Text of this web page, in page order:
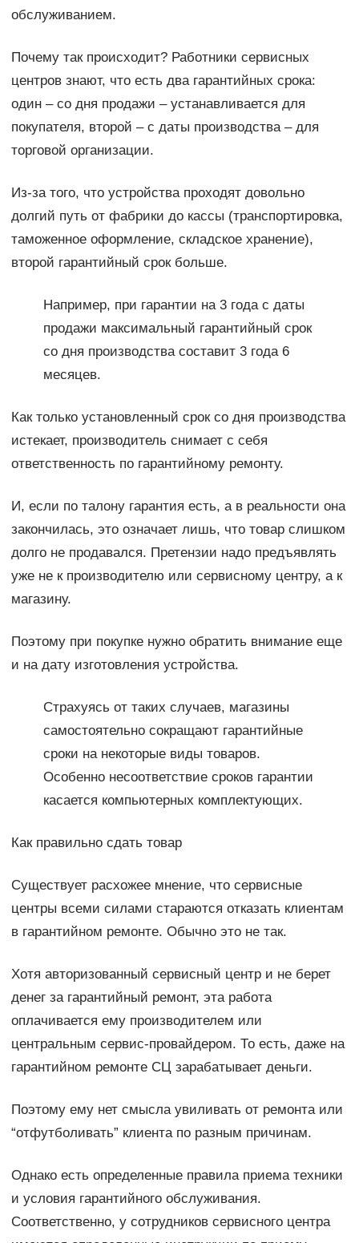
обслуживанием.
Почему так происходит? Работники сервисных
центров знают, что есть два гарантийных срока:
один – со дня продажи – устанавливается для
покупателя, второй – с даты производства – для
торговой организации.
Из-за того, что устройства проходят довольно
долгий путь от фабрики до кассы (транспортировка,
таможенное оформление, складское хранение),
второй гарантийный срок больше.
Например, при гарантии на 3 года с даты
продажи максимальный гарантийный срок
со дня производства составит 3 года 6
месяцев.
Как только установленный срок со дня производства
истекает, производитель снимает с себя
ответственность по гарантийному ремонту.
И, если по талону гарантия есть, а в реальности она
закончилась, это означает лишь, что товар слишком
долго не продавался. Претензии надо предъявлять
уже не к производителю или сервисному центру, а к
магазину.
Поэтому при покупке нужно обратить внимание еще
и на дату изготовления устройства.
Страхуясь от таких случаев, магазины
самостоятельно сокращают гарантийные
сроки на некоторые виды товаров.
Особенно несоответствие сроков гарантии
касается компьютерных комплектующих.
Как правильно сдать товар
Существует расхожее мнение, что сервисные
центры всеми силами стараются отказать клиентам
в гарантийном ремонте. Обычно это не так.
Хотя авторизованный сервисный центр и не берет
денег за гарантийный ремонт, эта работа
оплачивается ему производителем или
центральным сервис-провайдером. То есть, даже на
гарантийном ремонте СЦ зарабатывает деньги.
Поэтому ему нет смысла увиливать от ремонта или
“отфутболивать” клиента по разным причинам.
Однако есть определенные правила приема техники
и условия гарантийного обслуживания.
Соответственно, у сотрудников сервисного центра